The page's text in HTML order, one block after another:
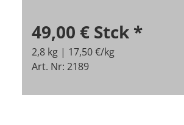
49,00 € Stck *
2,8 kg | 17,50 €/kg
Art. Nr: 2189